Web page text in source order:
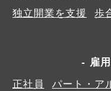
独立開業を支援
歩
雇
正社員
パート・ア